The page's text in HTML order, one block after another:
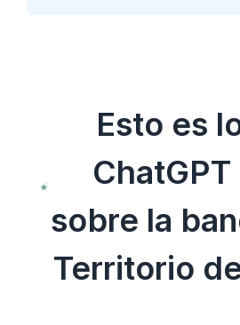
Esto es
sobre la
Territorio